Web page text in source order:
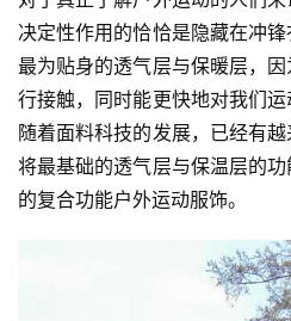
决定性作用的恰恰是隐藏在冲
最为贴身的透气层与保暖层，
行接触，同时能更快地对我们
随着面料科技的发展，已经有
将最基础的透气层与保温层的
的复合功能户外运动服饰。